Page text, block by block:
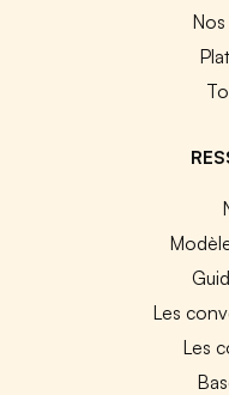
Nos
Les
Les